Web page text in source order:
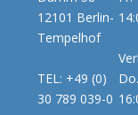
12101 Berlin-
Tempelhof
TEL: +49 (0)
30 789 039-0